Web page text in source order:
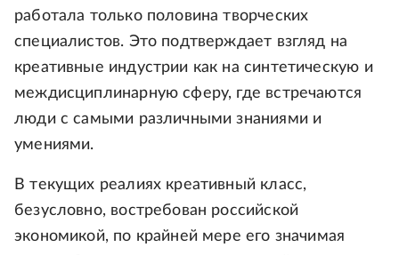
работала только половина творческих
специалистов. Это подтверждает взгляд на
креативные индустрии как на синтетическую и
междисциплинарную сферу, где встречаются
люди с самыми различными знаниями и
умениями.
В текущих реалиях креативный класс,
безусловно, востребован российской
экономикой, по крайней мере его значимая